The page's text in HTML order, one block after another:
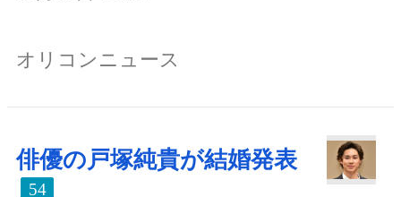
オリコンニュース
俳優の戸塚純貴が結婚発表
54